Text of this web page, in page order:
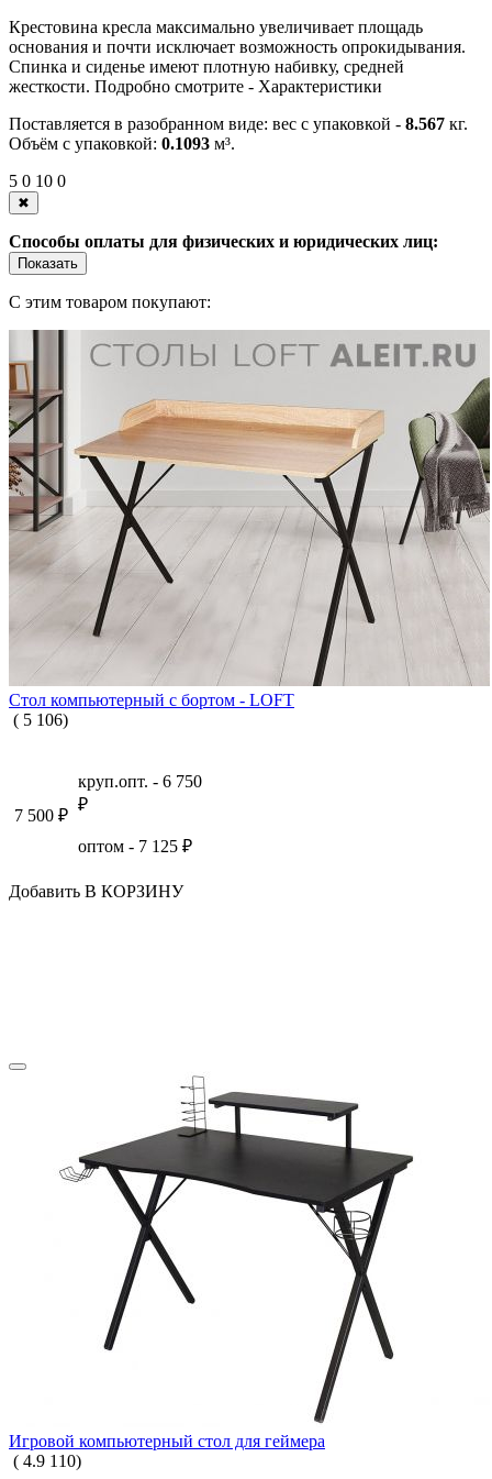
Крестовина кресла максимально увеличивает площадь
основания и почти исключает возможность опрокидывания.
Спинка и сиденье имеют плотную набивку, средней
жесткости. Подробно смотрите - Характеристики
Поставляется в разобранном виде: вес с упаковкой - 8.567 кг.
Объём с упаковкой: 0.1093 м³.
5 0 10 0
✖
Способы оплаты для физических и юридических лиц:
Показать
С этим товаром покупают:
Стол компьютерный с бортом - LOFT
( 5 106)
7 500 ₽
круп.опт. - 6 750
₽
оптом - 7 125 ₽
Добавить В КОРЗИНУ
Игровой компьютерный стол для геймера
( 4.9 110)